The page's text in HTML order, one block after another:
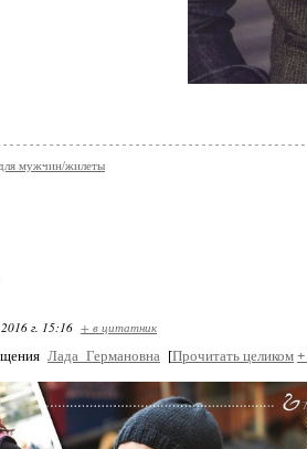
мужчин/жилеты
г. 15:16 + в цитатник
Лада_Германовна [Прочитать целиком +